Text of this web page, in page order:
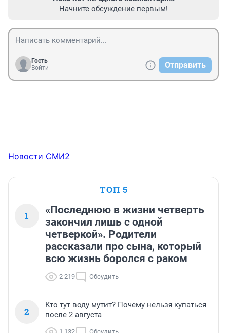
Начните обсуждение первым!
Гость
Войти
Отправить
Новости СМИ2
ТОП 5
1
«Последнюю в жизни четверть
закончил лишь с одной
четверкой». Родители
рассказали про сына, который
всю жизнь боролся с раком
2 219 Обсудить
2
Кто тут воду мутит? Почему нельзя купаться
после 2 августа